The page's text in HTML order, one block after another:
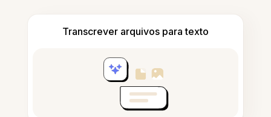
Transcrever arquivos para texto